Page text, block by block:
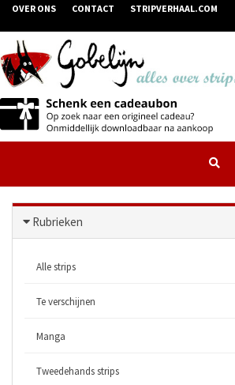
OVER ONS CONTACT STRIPVERHAAL.COM
Rubrieken
Alle strips
Te verschijnen
Manga
Tweedehands strips